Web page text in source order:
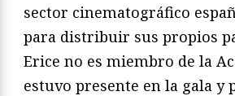
sector cinematográfico
para distribuir sus propios
Erice no es miembro de la
estuvo presente en la gala y